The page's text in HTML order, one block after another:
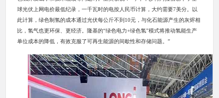
球光伏上网电价最低纪录，一千瓦时的电按人民币计算，大约需要7美分。以
此计算，绿色制氢的成本通过光伏每公斤不到10元，与化石能源产生的灰烬相
比，氢气也更环保、更经济。隆基的“绿色电力+绿色氢”模式将推动氢能生产
单位成本的降低，有效克服了可再生能源的间歇性和存储问题。”